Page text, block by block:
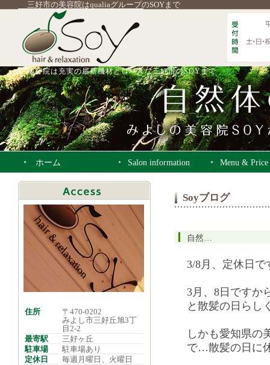
三好市の美容院はqualiaグループのSOYまで
美容院は充実の最新機材とロハスな三好市のSOYまで
ホーム Salon information Menu & Price
Soyブログ
自然…
3/8月、定休日で
3月、8日ですか
と散髪の日らし
しかも愛知県の
で…散髪の日に
住所
〒470-0202
みよし市三好丘旭3丁
目2-2
最寄駅
三好ヶ丘
駐車場
駐車場あり
定休日
毎週月曜日、火曜日